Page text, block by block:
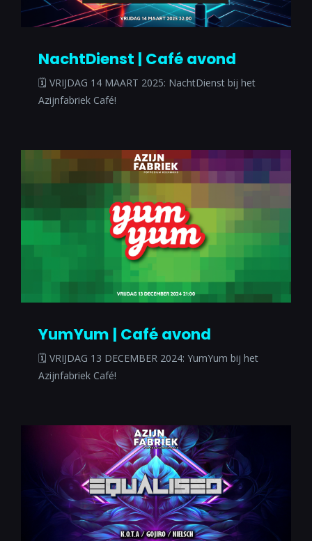
NachtDienst | Café avond
🗓 VRIJDAG 14 MAART 2025: NachtDienst bij het
Azijnfabriek Café!
YumYum | Café avond
🗓 VRIJDAG 13 DECEMBER 2024: YumYum bij het
Azijnfabriek Café!